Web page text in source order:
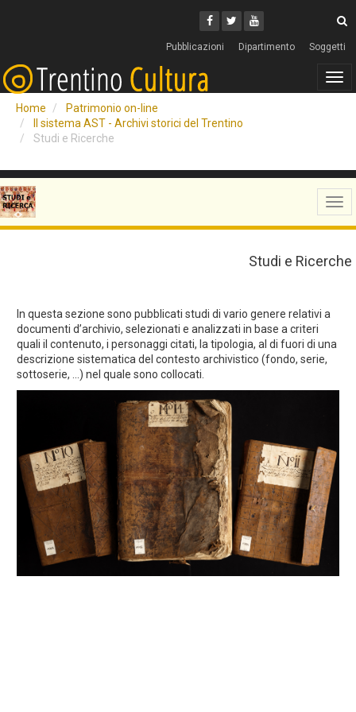
Facebook
Twitter
Youtube
Pubblicazioni Dipartimento Soggetti
Home
Patrimonio on-line
Il sistema AST - Archivi storici del Trentino
Studi e Ricerche
Studi e Ricerche
In questa sezione sono pubblicati studi di vario genere relativi a
documenti d’archivio, selezionati e analizzati in base a criteri
quali il contenuto, i personaggi citati, la tipologia, al di fuori di una
descrizione sistematica del contesto archivistico (fondo, serie,
sottoserie, ...) nel quale sono collocati.